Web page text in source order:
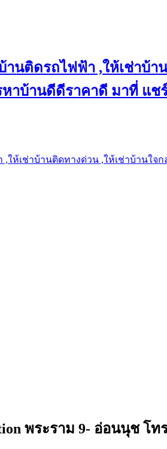
านติดรถไฟฟ้า ,ให้เช่าบ้า
หาบ้านดีดีราคาดี มาที่ แ
ให้เช่าบ้านติดทางด่วน ,ให้เช่าบ้านใ
พระราม 9- อ่อนนุช โทร